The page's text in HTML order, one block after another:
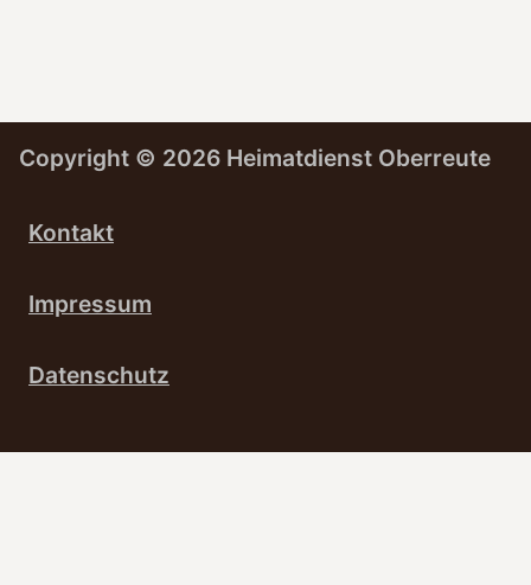
Copyright © 2026 Heimatdienst Oberreute
Kontakt
Impressum
Datenschutz